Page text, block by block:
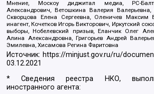
Мнение, Москоу диджитал медиа, РС-
Александрович, Ветошкина Валерия
Скворцова Елена Сергеевна, Оленичев Максим
инагент, Кочетков Игорь Викторович, Иркутский
выборы, Нобелевский призыв, Еланчик Олег
Алина Александровна, Григорьев Андрей
Эмилевна, Хисамова Регина Фаритовна
Источник: https://minjust.gov.ru/ru/
03.12.2021
* Сведения реестра НКО,
иностранного агента: